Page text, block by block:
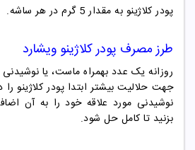
پودر کلاژینو به مقدار 5 گرم در هر ساشه.
طرز مصرف پودر کلاژینو ویشارد
روزانه یک عدد بهمراه ماست، یا
جهت حلالیت بیشتر ابتدا پودر کلاژینو
نوشیدنی مورد علاقه خود را به آن
بزنید تا کامل حل شود.